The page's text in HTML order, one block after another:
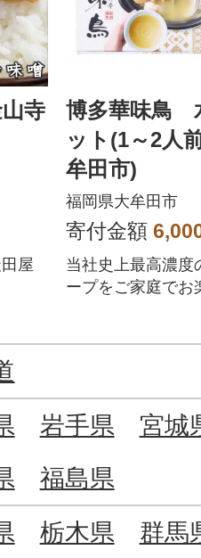
寺
屋
博多華味鳥
ット(1～2人
牟田市)
福岡県大牟田市
寄付金額
当社史上最高濃度
ープをご家庭でお
岩手県
宮城
福島県
栃木県
群馬